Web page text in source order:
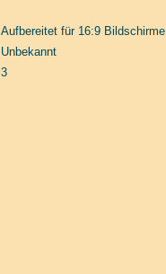
Aufbereitet für 16:9 Bildschirme
Unbekannt
3